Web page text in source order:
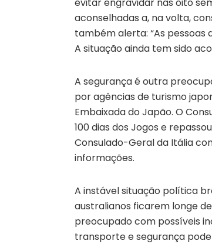
aconselhadas a, na volta,
também alerta: “As pessoas
A situação ainda tem sido
A segurança é outra
por agências de turismo
Embaixada do Japão. O
100 dias dos Jogos e
Consulado-Geral da Itália
informações.
A instável situação política
australianos ficarem longe
preocupado com possíveis
transporte e segurança